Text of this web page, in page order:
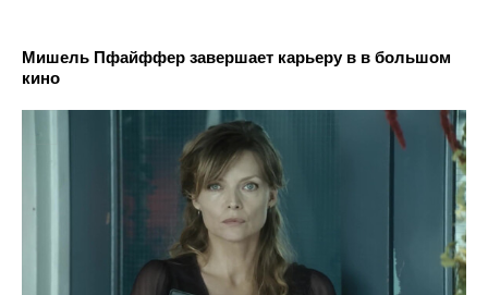
Мишель Пфайффер завершает карьеру в в большом
кино